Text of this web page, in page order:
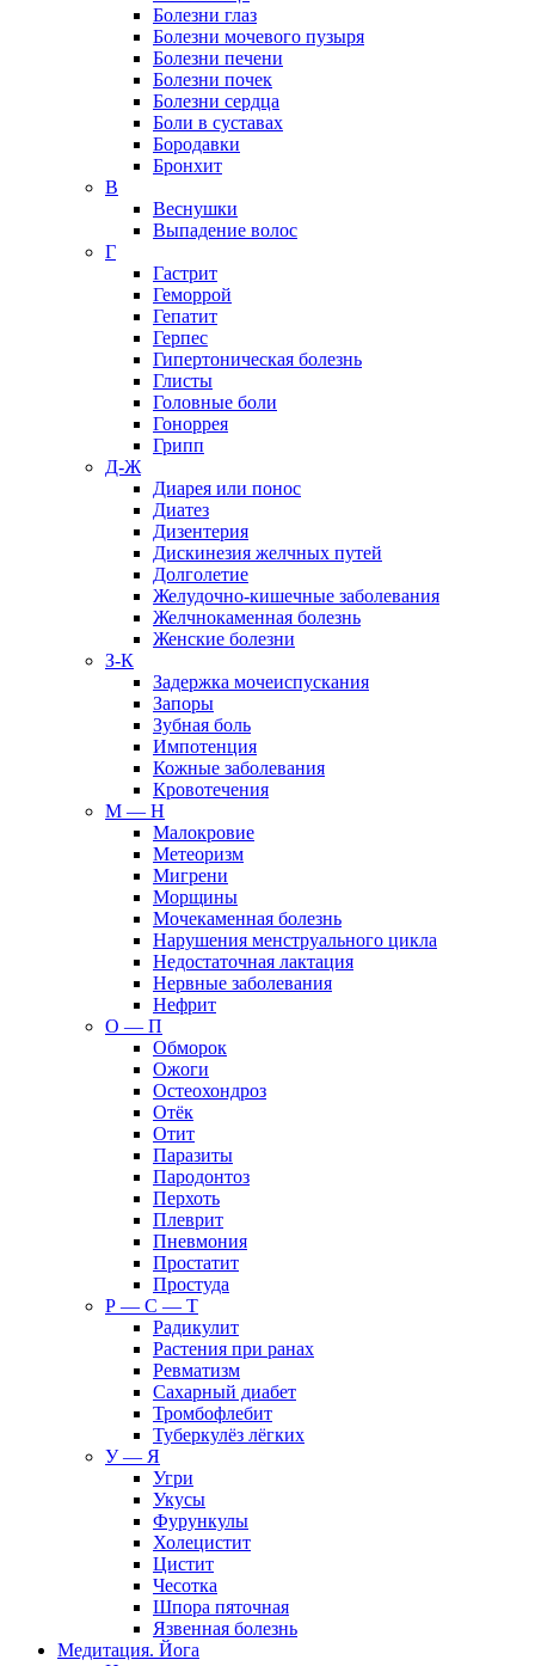
Болезни глаз
Болезни мочевого пузыря
Болезни печени
Болезни почек
Болезни сердца
Боли в суставах
Бородавки
Бронхит
В
Веснушки
Выпадение волос
Г
Гастрит
Геморрой
Гепатит
Герпес
Гипертоническая болезнь
Глисты
Головные боли
Гоноррея
Грипп
Д-Ж
Диарея или понос
Диатез
Дизентерия
Дискинезия желчных путей
Долголетие
Желудочно-кишечные заболевания
Желчнокаменная болезнь
Женские болезни
З-К
Задержка мочеиспускания
Запоры
Зубная боль
Импотенция
Кожные заболевания
Кровотечения
М — Н
Малокровие
Метеоризм
Мигрени
Морщины
Мочекаменная болезнь
Нарушения менструального цикла
Недостаточная лактация
Нервные заболевания
Нефрит
О — П
Обморок
Ожоги
Остеохондроз
Отёк
Отит
Паразиты
Пародонтоз
Перхоть
Плеврит
Пневмония
Простатит
Простуда
Р — С — Т
Радикулит
Растения при ранах
Ревматизм
Сахарный диабет
Тромбофлебит
Туберкулёз лёгких
У — Я
Угри
Укусы
Фурункулы
Холецистит
Цистит
Чесотка
Шпора пяточная
Язвенная болезнь
Медитация. Йога